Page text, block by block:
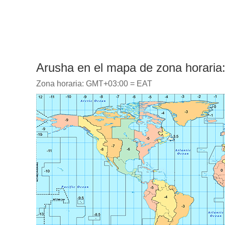
Arusha en el mapa de zona horaria:
Zona horaria: GMT+03:00 = EAT